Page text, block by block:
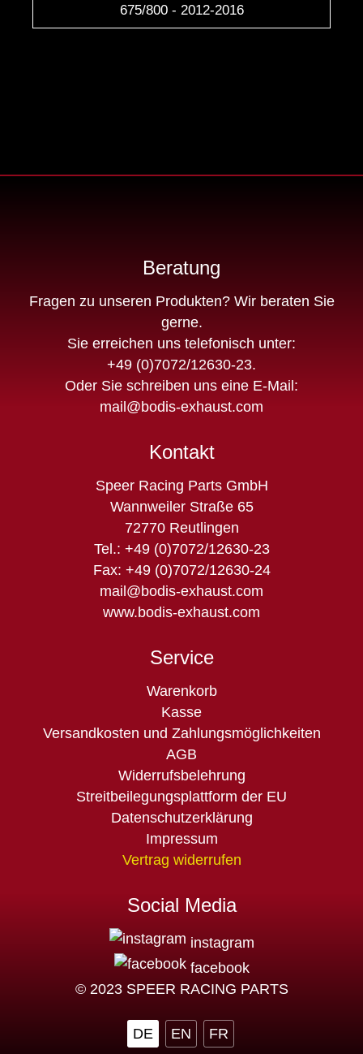
675/800 - 2012-2016
Beratung
Fragen zu unseren Produkten? Wir beraten Sie
gerne.
Sie erreichen uns telefonisch unter:
+49 (0)7072/12630-23.
Oder Sie schreiben uns eine E-Mail:
mail@bodis-exhaust.com
Kontakt
Speer Racing Parts GmbH
Wannweiler Straße 65
72770 Reutlingen
Tel.: +49 (0)7072/12630-23
Fax: +49 (0)7072/12630-24
mail@bodis-exhaust.com
www.bodis-exhaust.com
Service
Navigation
überspringen
Warenkorb
Kasse
Versandkosten und Zahlungsmöglichkeiten
AGB
Widerrufsbelehrung
Streitbeilegungsplattform der EU
Datenschutzerklärung
Impressum
Vertrag widerrufen
Social Media
instagram
facebook
© 2023 SPEER RACING PARTS
DE EN FR